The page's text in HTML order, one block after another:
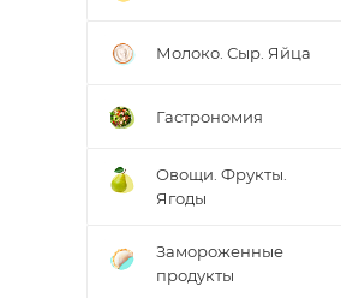
Молоко. Сыр. Яйца
Гастрономия
Овощи. Фрукты.
Ягоды
Замороженные
продукты